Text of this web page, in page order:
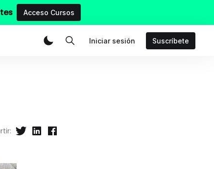
Acceso Cursos
Iniciar sesión Suscríbete